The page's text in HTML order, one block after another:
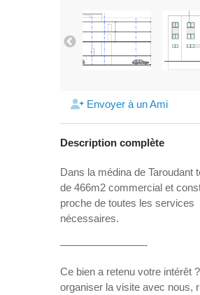
Envoyer à un Ami
Description complète
Dans la médina de Taroudant
de 466m2 commercial et
proche de toutes les services
nécessaires.
————————-
Ce bien a retenu votre intérêt
organiser la visite avec nous,